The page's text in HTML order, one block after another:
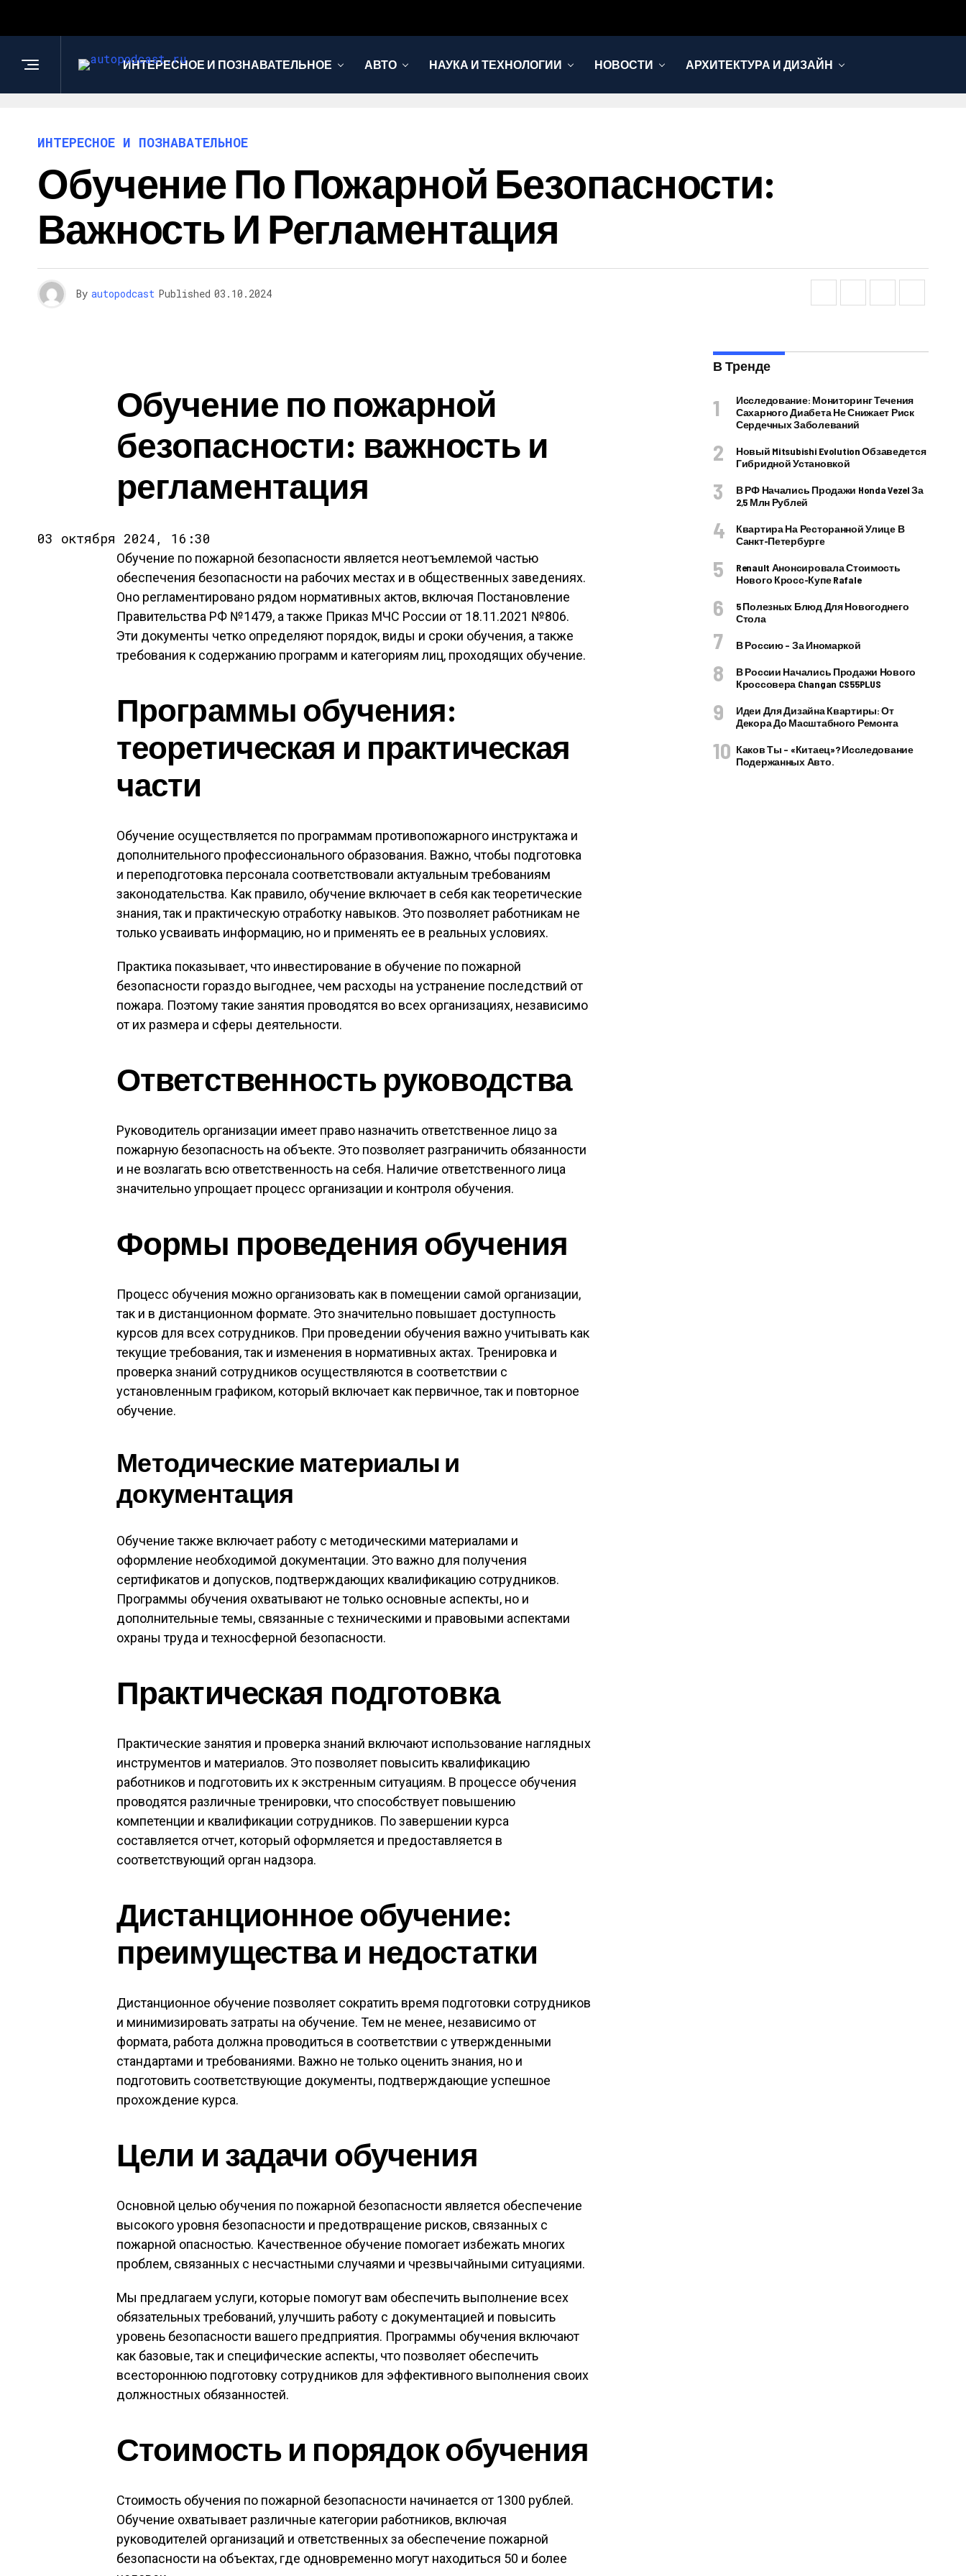
ИНТЕРЕСНОЕ И ПОЗНАВАТЕЛЬНОЕ АВТО НАУКА И ТЕХНОЛОГИИ НОВОСТИ АРХИТЕКТУРА И ДИЗАЙН
ИНТЕРЕСНОЕ И ПОЗНАВАТЕЛЬНОЕ
Обучение По Пожарной Безопасности:
Важность И Регламентация
By autopodcast Published 03.10.2024
Обучение по пожарной
безопасности: важность и
регламентация
03 октября 2024, 16:30
Обучение по пожарной безопасности является неотъемлемой частью
обеспечения безопасности на рабочих местах и в общественных заведениях.
Оно регламентировано рядом нормативных актов, включая Постановление
Правительства РФ №1479, а также Приказ МЧС России от 18.11.2021 №806.
Эти документы четко определяют порядок, виды и сроки обучения, а также
требования к содержанию программ и категориям лиц, проходящих обучение.
Программы обучения:
теоретическая и практическая
части
Обучение осуществляется по программам противопожарного инструктажа и
дополнительного профессионального образования. Важно, чтобы подготовка
и переподготовка персонала соответствовали актуальным требованиям
законодательства. Как правило, обучение включает в себя как теоретические
знания, так и практическую отработку навыков. Это позволяет работникам не
только усваивать информацию, но и применять ее в реальных условиях.
Практика показывает, что инвестирование в обучение по пожарной
безопасности гораздо выгоднее, чем расходы на устранение последствий от
пожара. Поэтому такие занятия проводятся во всех организациях, независимо
от их размера и сферы деятельности.
Ответственность руководства
Руководитель организации имеет право назначить ответственное лицо за
пожарную безопасность на объекте. Это позволяет разграничить обязанности
и не возлагать всю ответственность на себя. Наличие ответственного лица
значительно упрощает процесс организации и контроля обучения.
Формы проведения обучения
Процесс обучения можно организовать как в помещении самой организации,
так и в дистанционном формате. Это значительно повышает доступность
курсов для всех сотрудников. При проведении обучения важно учитывать как
текущие требования, так и изменения в нормативных актах. Тренировка и
проверка знаний сотрудников осуществляются в соответствии с
установленным графиком, который включает как первичное, так и повторное
обучение.
Методические материалы и
документация
Обучение также включает работу с методическими материалами и
оформление необходимой документации. Это важно для получения
сертификатов и допусков, подтверждающих квалификацию сотрудников.
Программы обучения охватывают не только основные аспекты, но и
дополнительные темы, связанные с техническими и правовыми аспектами
охраны труда и техносферной безопасности.
Практическая подготовка
Практические занятия и проверка знаний включают использование наглядных
инструментов и материалов. Это позволяет повысить квалификацию
работников и подготовить их к экстренным ситуациям. В процессе обучения
проводятся различные тренировки, что способствует повышению
компетенции и квалификации сотрудников. По завершении курса
составляется отчет, который оформляется и предоставляется в
соответствующий орган надзора.
Дистанционное обучение:
преимущества и недостатки
Дистанционное обучение позволяет сократить время подготовки сотрудников
и минимизировать затраты на обучение. Тем не менее, независимо от
формата, работа должна проводиться в соответствии с утвержденными
стандартами и требованиями. Важно не только оценить знания, но и
подготовить соответствующие документы, подтверждающие успешное
прохождение курса.
Цели и задачи обучения
Основной целью обучения по пожарной безопасности является обеспечение
высокого уровня безопасности и предотвращение рисков, связанных с
пожарной опасностью. Качественное обучение помогает избежать многих
проблем, связанных с несчастными случаями и чрезвычайными ситуациями.
Мы предлагаем услуги, которые помогут вам обеспечить выполнение всех
обязательных требований, улучшить работу с документацией и повысить
уровень безопасности вашего предприятия. Программы обучения включают
как базовые, так и специфические аспекты, что позволяет обеспечить
всестороннюю подготовку сотрудников для эффективного выполнения своих
должностных обязанностей.
Стоимость и порядок обучения
Стоимость обучения по пожарной безопасности начинается от 1300 рублей.
Обучение охватывает различные категории работников, включая
руководителей организаций и ответственных за обеспечение пожарной
безопасности на объектах, где одновременно могут находиться 50 и более
В Тренде
Исследование: Мониторинг Течения
Сахарного Диабета Не Снижает Риск
Сердечных Заболеваний
Новый Mitsubishi Evolution Обзаведется
Гибридной Установкой
В РФ Начались Продажи Honda Vezel За
2,5 Млн Рублей
Квартира На Ресторанной Улице В
Санкт-Петербурге
Renault Анонсировала Стоимость
Нового Кросс-Купе Rafale
5 Полезных Блюд Для Новогоднего
Стола
В Россию – За Иномаркой
В России Начались Продажи Нового
Кроссовера Changan CS55PLUS
Идеи Для Дизайна Квартиры: От
Декора До Масштабного Ремонта
Каков Ты – «китаец»? Исследование
Подержанных Авто.